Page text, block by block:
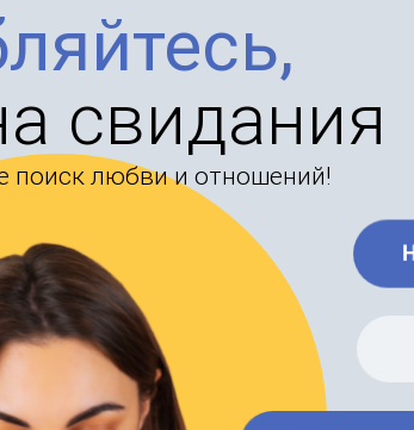
свидания
поиск любви и отношений!